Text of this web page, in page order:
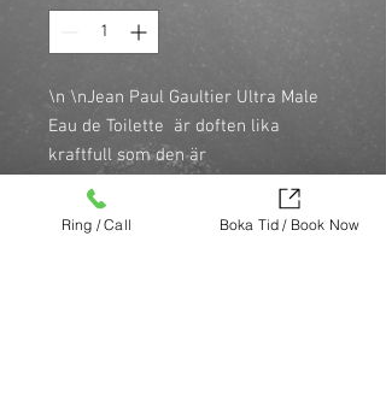
\n \nJean Paul Gaultier Ultra Male
Eau de Toilette är doften lika
kraftfull som den är
beroendeframkallande. Sensualitet
- som är kännetecken för alla Jean
Ring / Call Boka Tid / Book Now